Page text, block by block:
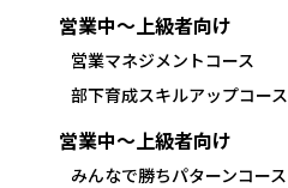
営業中〜上級者向け
営業マネジメントコース
部下育成スキルアップコース
営業中〜上級者向け
みんなで勝ちパターンコース